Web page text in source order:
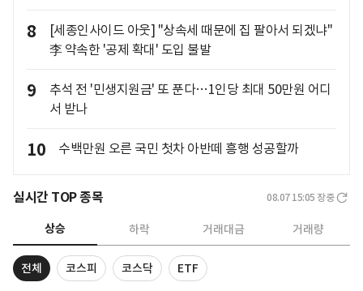
8
[세종인사이드 아웃] "상속세 때문에 집 팔아서 되겠냐"
李 약속한 '공제 확대' 도입 불발
9
추석 전 '민생지원금' 또 푼다…1인당 최대 50만원 어디
서 받나
10 수백만원 오른 국민 첫차 아반떼 흥행 성공할까
실시간 TOP 종목 08.07 15:05 장중
상승 하락 거래대금 거래량
전체 코스피 코스닥 ETF